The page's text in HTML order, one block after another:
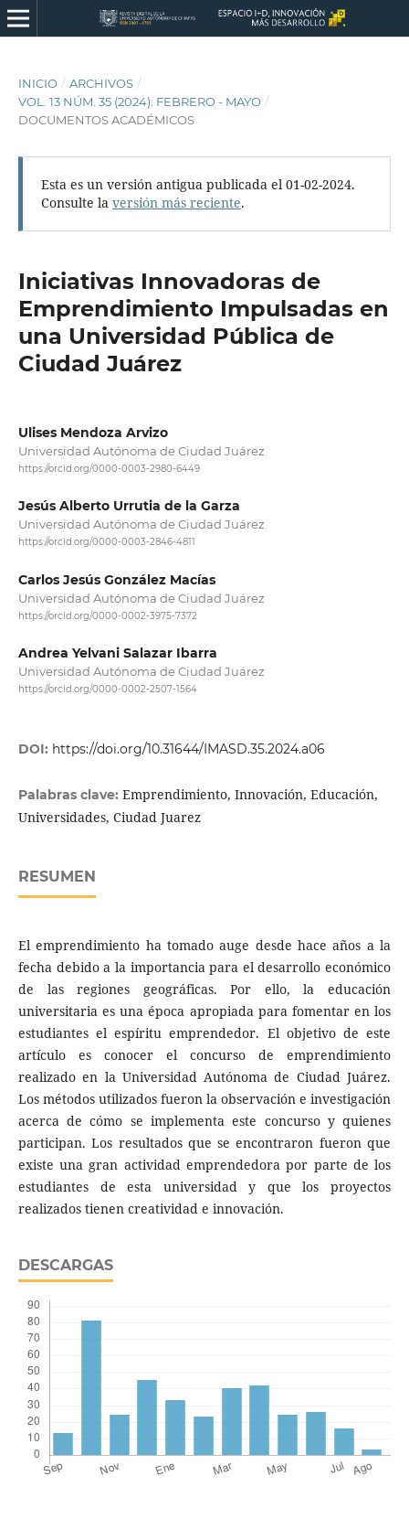
INICIO / ARCHIVOS /
VOL. 13 NÚM. 35 (2024): FEBRERO - MAYO /
DOCUMENTOS ACADÉMICOS
Esta es un versión antigua publicada el 01-02-2024.
Consulte la versión más reciente.
Iniciativas Innovadoras de
Emprendimiento Impulsadas en
una Universidad Pública de
Ciudad Juárez
Ulises Mendoza Arvizo
Universidad Autónoma de Ciudad Juárez
https://orcid.org/0000-0003-2980-6449
Jesús Alberto Urrutia de la Garza
Universidad Autónoma de Ciudad Juárez
https://orcid.org/0000-0003-2846-4811
Carlos Jesús González Macías
Universidad Autónoma de Ciudad Juárez
https://orcid.org/0000-0002-3975-7372
Andrea Yelvani Salazar Ibarra
Universidad Autónoma de Ciudad Juárez
https://orcid.org/0000-0002-2507-1564
DOI: https://doi.org/10.31644/IMASD.35.2024.a06
Palabras clave: Emprendimiento, Innovación, Educación,
Universidades, Ciudad Juarez
RESUMEN
El emprendimiento ha tomado auge desde hace años a la
fecha debido a la importancia para el desarrollo económico
de las regiones geográficas. Por ello, la educación
universitaria es una época apropiada para fomentar en los
estudiantes el espíritu emprendedor. El objetivo de este
artículo es conocer el concurso de emprendimiento
realizado en la Universidad Autónoma de Ciudad Juárez.
Los métodos utilizados fueron la observación e investigación
acerca de cómo se implementa este concurso y quienes
participan. Los resultados que se encontraron fueron que
existe una gran actividad emprendedora por parte de los
estudiantes de esta universidad y que los proyectos
realizados tienen creatividad e innovación.
DESCARGAS